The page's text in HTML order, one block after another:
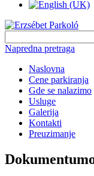
Napredna pretraga
Naslovna
Cene parkiranja
Gde se nalazimo
Usluge
Galerija
Kontakti
Preuzimanje